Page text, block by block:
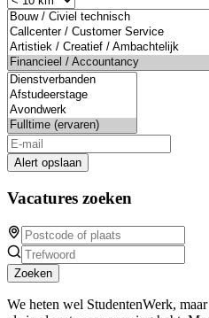
Alert opslaan
Vacatures zoeken
Zoeken
We heten wel StudentenWerk,